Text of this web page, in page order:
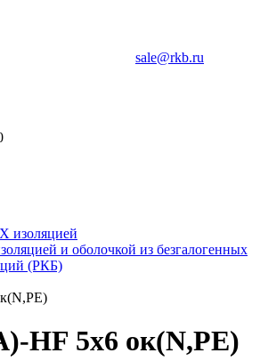
sale@rkb.ru
изоляцией
и оболочкой из безгалогенных
(РКБ)
HF 5х6 ок(N,PE)